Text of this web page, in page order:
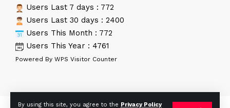
By using this site, you agree to the Privacy Policy
Users Last 7 days : 772
Users Last 30 days : 2400
Users This Month : 772
Users This Year : 4761
Powered By WPS Visitor Counter